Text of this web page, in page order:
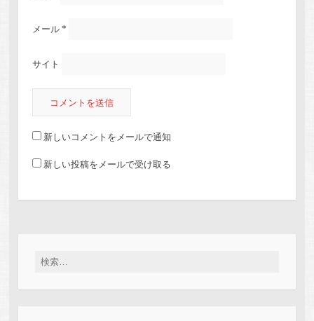
メール *
サイト
新しいコメントをメールで通知
新しい投稿をメールで受け取る
検索: